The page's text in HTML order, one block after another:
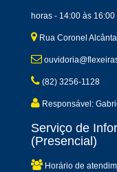
horas - 14:00 às 16:00
Rua Coronel
(82) 3256-1128
Responsável:
Serviço de
(Presencial)
Horário de